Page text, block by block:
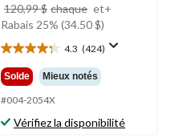
120,99 $ chaque et+
Rabais 25% (34.50 $)
4.3 (424)
4.3
étoile(s)
sur
5.
424
évaluations
Solde Mieux notés
#004-2054X
Vérifiez la disponibilité